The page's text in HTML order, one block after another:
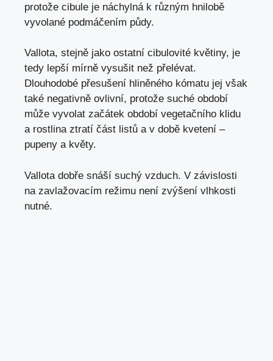
protože cibule je náchylná k různým hnilobě
vyvolané podmáčením půdy.
Vallota, stejně jako ostatní cibulovité květiny, je
tedy lepší mírně vysušit než přelévat.
Dlouhodobé přesušení hliněného kómatu jej však
také negativně ovlivní, protože suché období
může vyvolat začátek období vegetačního klidu
a rostlina ztratí část listů a v době kvetení –
pupeny a květy.
Vallota dobře snáší suchý vzduch. V závislosti
na zavlažovacím režimu není zvýšení vlhkosti
nutné.